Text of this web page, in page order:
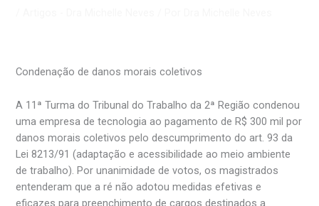
Condenação de danos morais coletivos
A 11ª Turma do Tribunal do Trabalho da 2ª Região condenou
uma empresa de tecnologia ao pagamento de R$ 300 mil por
danos morais coletivos pelo descumprimento do art. 93 da
Lei 8213/91 (adaptação e acessibilidade ao meio ambiente
de trabalho). Por unanimidade de votos, os magistrados
entenderam que a ré não adotou medidas efetivas e
eficazes para preenchimento de cargos destinados a